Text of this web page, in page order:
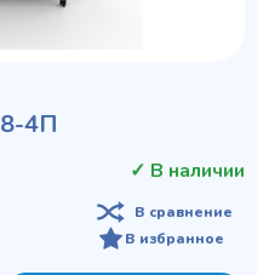
4П
✓ В наличии
В сравнение
В избранное